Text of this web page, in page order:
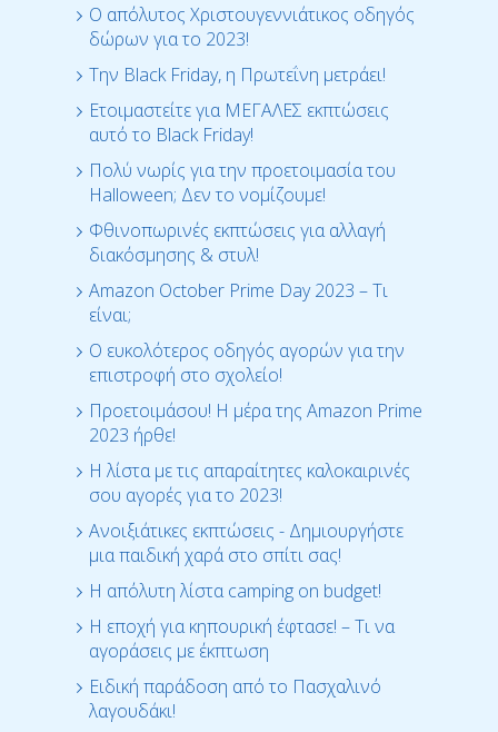
Ο απόλυτος Χριστουγεννιάτικος οδηγός
δώρων για το 2023!
Την Black Friday, η Πρωτεΐνη μετράει!
Ετοιμαστείτε για ΜΕΓΑΛΕΣ εκπτώσεις
αυτό το Black Friday!
Πολύ νωρίς για την προετοιμασία του
Halloween; Δεν το νομίζουμε!
Φθινοπωρινές εκπτώσεις για αλλαγή
διακόσμησης & στυλ!
Amazon October Prime Day 2023 – Τι
είναι;
Ο ευκολότερος οδηγός αγορών για την
επιστροφή στο σχολείο!
Προετοιμάσου! Η μέρα της Amazon Prime
2023 ήρθε!
Η λίστα με τις απαραίτητες καλοκαιρινές
σου αγορές για το 2023!
Ανοιξιάτικες εκπτώσεις - Δημιουργήστε
μια παιδική χαρά στο σπίτι σας!
Η απόλυτη λίστα camping on budget!
Η εποχή για κηπουρική έφτασε! – Τι να
αγοράσεις με έκπτωση
Ειδική παράδοση από το Πασχαλινό
λαγουδάκι!